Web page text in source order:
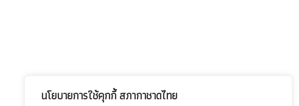
นโยบายการใช้คุกกี้ สภากาชาดไทย